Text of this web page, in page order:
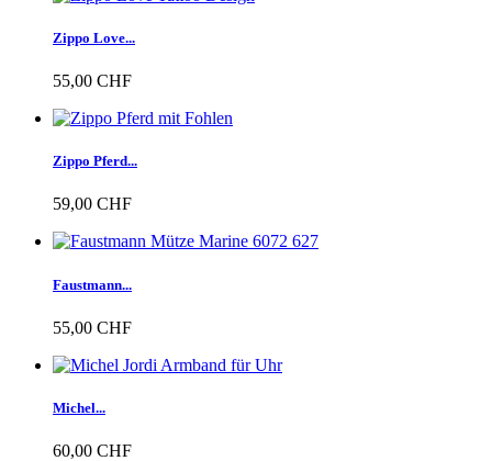
Zippo Love...
55,00 CHF
Zippo Pferd...
59,00 CHF
Faustmann...
55,00 CHF
Michel...
60,00 CHF